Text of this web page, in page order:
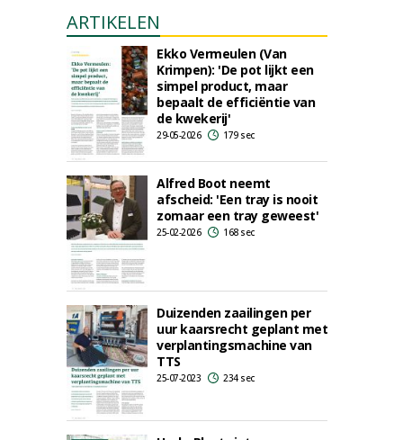
ARTIKELEN
Ekko Vermeulen (Van
Krimpen): 'De pot lijkt een
simpel product, maar
bepaalt de efficiëntie van
de kwekerij'
29-05-2026 179 sec
Alfred Boot neemt
afscheid: 'Een tray is nooit
zomaar een tray geweest'
25-02-2026 168 sec
Duizenden zaailingen per
uur kaarsrecht geplant met
verplantingsmachine van
TTS
25-07-2023 234 sec